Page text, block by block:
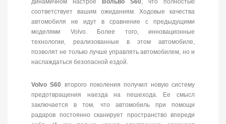
динамичном настрое
Вольво S60, что полностью
соответствует вашим ожиданиям. Ходовые качества
автомобиля не идут в сравнение с предыдущими
моделями Volvo. Более того, инновационные
технологии, реализованные в этом автомобиле,
позволят не только лучше управлять автомобилем, но и
наслаждаться безопасной ездой.
Volvo S60 второго поколения получил новую систему
предотвращения наезда на пешехода. Ее смысл
заключается в том, что автомобиль при помощи
радаров постоянно сканирует пространство впереди